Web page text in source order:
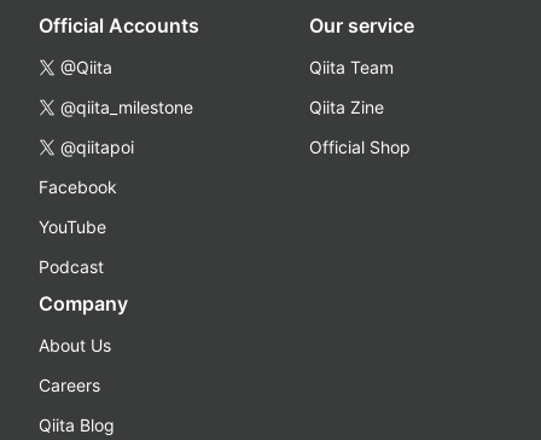
Official Accounts
@Qiita
@qiita_milestone
@qiitapoi
Facebook
YouTube
Podcast
Our service
Qiita Team
Qiita Zine
Official Shop
Company
About Us
Careers
Qiita Blog